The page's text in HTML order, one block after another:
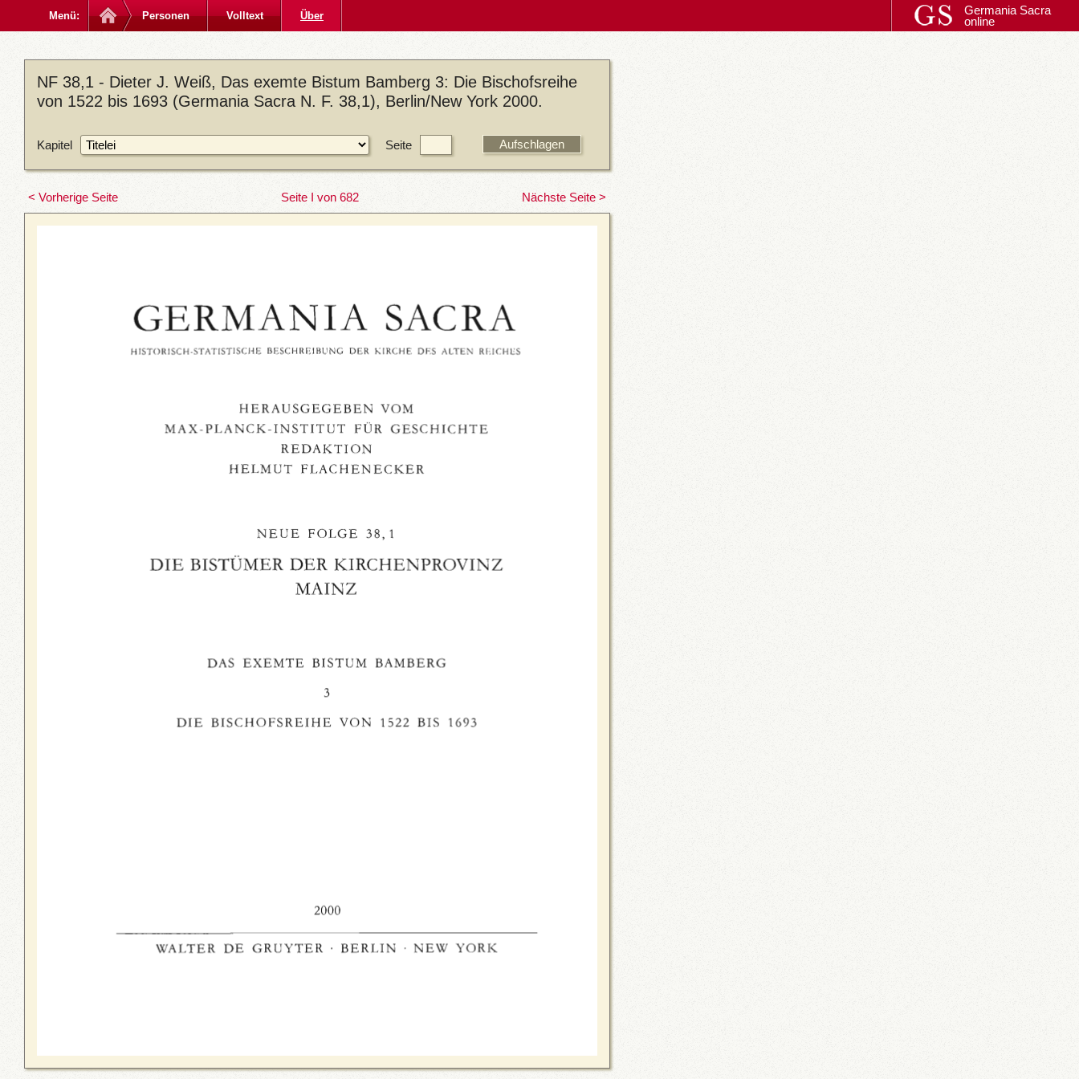
Menü: Personen Volltext Über
Germania Sacra
online
NF 38,1 - Dieter J. Weiß, Das exemte Bistum Bamberg 3: Die Bischofsreihe
von 1522 bis 1693 (Germania Sacra N. F. 38,1), Berlin/New York 2000.
Kapitel Seite
< Vorherige Seite Seite I von 682 Nächste Seite >